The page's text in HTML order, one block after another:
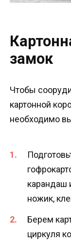
замок
Чтобы
картонной
необходимо
карандаш
ножик,
Берем
циркуля